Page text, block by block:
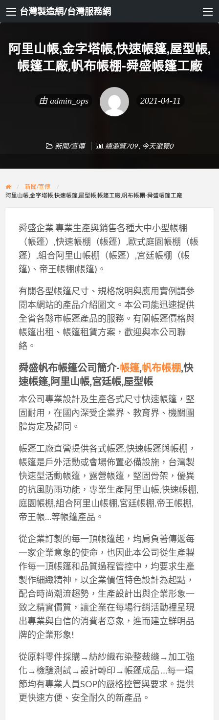
台灣製造網/台灣服務網
阿里山帳,金字塔帳,快速帳篷,屋型帳,
帳篷工廠,帆布帳棚-舜盛帳篷工廠
由 admin_ops 2021-04-11
新聞/宣傳 總瀏覽709 , 今天瀏覽0
新聞/宣傳
阿里山帳,金字塔帳,快速帳篷,屋型帳,帳篷工廠,帆布帳棚-舜盛帳篷工廠
舜盛企業 專業生產與銷售各種大中小型帳棚
（帳篷）,快速帳棚（帳篷）,歐式庭園帳棚（帳
篷）,組合阿里山帳棚（帳篷）,宮廷帳棚（帳
篷)、帝王帳棚(帳篷)。
有關各型帳篷尺寸、規格說明與應用實例請參
閱本網站的產品介紹圖文。本公司能迅速提供
全省各縣市帳篷產品的服務。有關帳篷價格與
帳篷出租、帳篷租賃方案，歡迎與本公司聯
絡。
舜盛帆布帳篷公司簡介-帳篷,帆布帳棚,快
速帳篷,阿里山帳,宮廷帳,屋型帳
本公司專業設計及生產各式尺寸快速帳篷，堅
固耐用，在國內深受企業界、教育界、機關團
體肯定及認同。
帳篷工廠直營提供各式帳篷,快速帳篷與帳棚，
帳篷是戶外活動或會場佈置必備設施，台灣製
快速型活動帳篷，露營帳篷，堅固骨架，優異
的抗風防雨功能，專業生產阿里山帳,快速帳棚,
庭園帳棚,組合阿里山帳棚,宮廷帳棚,帝王帳棚,
帝王帳…等帳篷產品。
從企業訂製的每一頂帳篷起，均肩負著傳遞每
一家企業意象的使命，也因此本公司從生產製
作每一頂帳篷和品質過程管控中，均要求生產
製作細緻精神，以企業價值特色設計為起點，
配合時尚潮流趨勢，生產設計出與企業形象一
致之精實價質，讓企業在每場行銷活動裡呈現
出專業與自信的消費者意象，進而建立鮮明品
牌的企業形象!
從原料零件採購→紡紗織布染整裁縫→加工強
化→檢驗測試→設計轉印→帳篷成品 …每一環
節均有專業人員SOP的嚴格控管與要求。提供
更快速方便、安全耐久的新產品。